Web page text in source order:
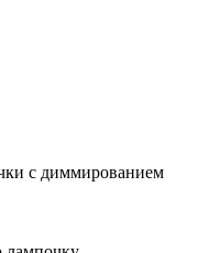
с диммированием